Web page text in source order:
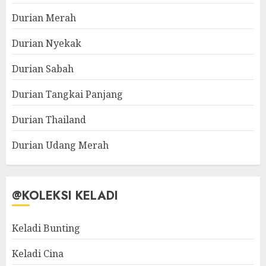
Durian Merah
Durian Nyekak
Durian Sabah
Durian Tangkai Panjang
Durian Thailand
Durian Udang Merah
@KOLEKSI KELADI
Keladi Bunting
Keladi Cina